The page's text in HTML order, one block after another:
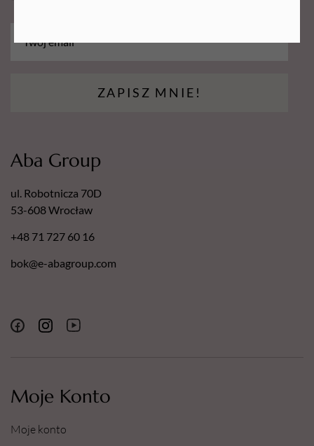
ZAPISZ MNIE!
Moje Konto
Moje konto
Aba Group
ul. Robotnicza 70D
53-608 Wrocław
+48 71 727 60 16
bok@e-abagroup.com